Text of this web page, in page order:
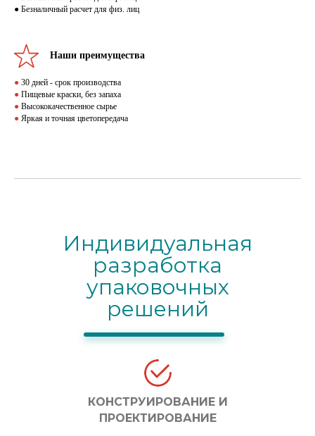
● Безналичный расчет для физ. лиц
Наши преимущества
● 30 дней - срок производства
● Пищевые краски, без запаха
● Высококачественное сырье
● Яркая и точная цветопередача
Индивидуальная
разработка
упаковочных
решений
КОНСТРУИРОВАНИЕ И
ПРОЕКТИРОВАНИЕ